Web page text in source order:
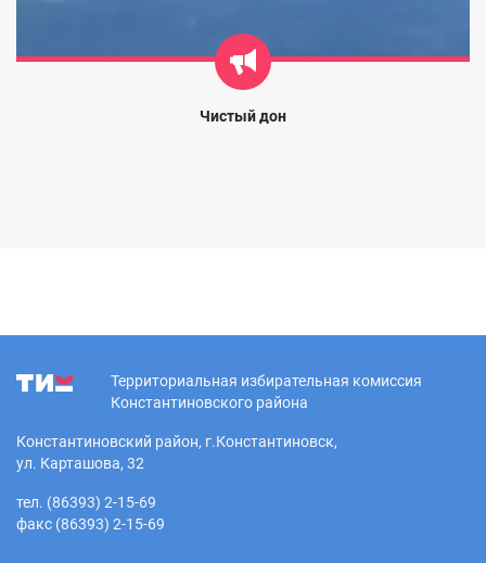
Чистый дон
Территориальная избирательная комиссия
Константиновского района
Константиновский район, г.Константиновск,
ул. Карташова, 32
тел. (86393) 2-15-69
факс (86393) 2-15-69